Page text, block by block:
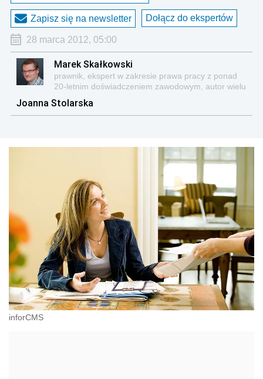
Zapisz się na newsletter Dołącz do ekspertów
28 marca 2012, 05:00
Marek Skałkowski
prawnik, ekspert w zakresie prawa pracy z ponad
20-letnim doświadczeniem zawodowym, autor wielu
Joanna Stolarska
inforCMS